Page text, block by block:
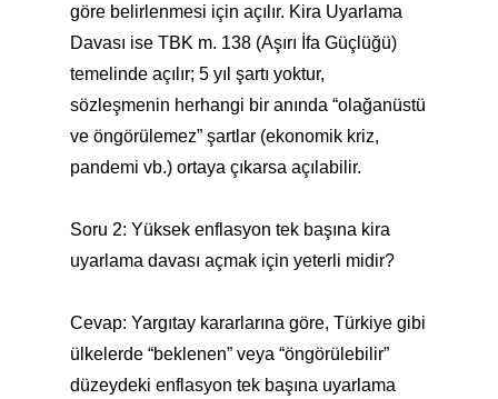
göre belirlenmesi için açılır. Kira Uyarlama
Davası ise TBK m. 138 (Aşırı İfa Güçlüğü)
temelinde açılır; 5 yıl şartı yoktur,
sözleşmenin herhangi bir anında “olağanüstü
ve öngörülemez” şartlar (ekonomik kriz,
pandemi vb.) ortaya çıkarsa açılabilir.
Soru 2: Yüksek enflasyon tek başına kira
uyarlama davası açmak için yeterli midir?
Cevap: Yargıtay kararlarına göre, Türkiye gibi
ülkelerde “beklenen” veya “öngörülebilir”
düzeydeki enflasyon tek başına uyarlama